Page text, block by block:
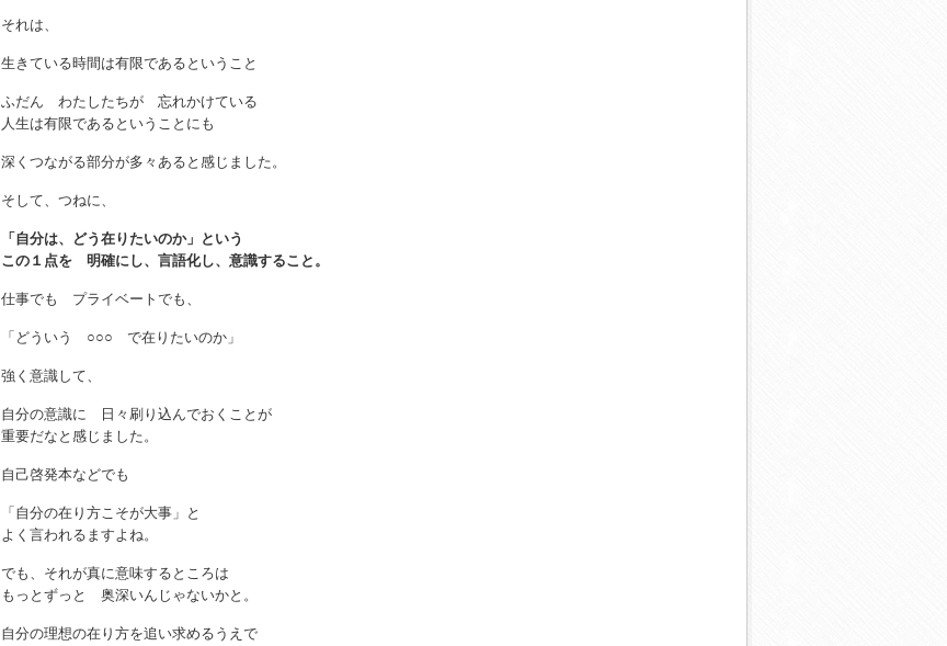
それは、
生きている時間は有限であるということ
ふだん わたしたちが 忘れかけている
人生は有限であるということにも
深くつながる部分が多々あると感じました。
そして、つねに、
「自分は、どう在りたいのか」という
この１点を 明確にし、言語化し、意識すること。
仕事でも プライベートでも、
「どういう ○○○ で在りたいのか」
強く意識して、
自分の意識に 日々刷り込んでおくことが
重要だなと感じました。
自己啓発本などでも
「自分の在り方こそが大事」と
よく言われるますよね。
でも、それが真に意味するところは
もっとずっと 奥深いんじゃないかと。
自分の理想の在り方を追い求めるうえで